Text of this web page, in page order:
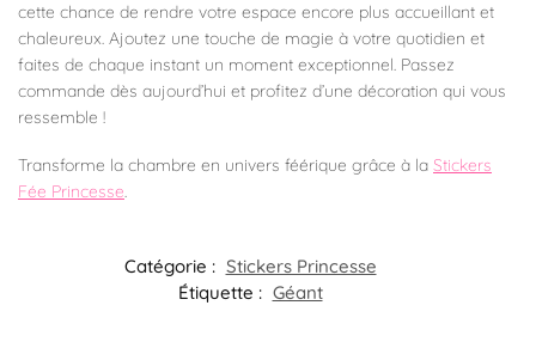
cette chance de rendre votre espace encore plus accueillant et
chaleureux. Ajoutez une touche de magie à votre quotidien et
faites de chaque instant un moment exceptionnel. Passez
commande dès aujourd’hui et profitez d’une décoration qui vous
ressemble !
Transforme la chambre en univers féérique grâce à la Stickers
Fée Princesse.
Catégorie : Stickers Princesse
Étiquette : Géant